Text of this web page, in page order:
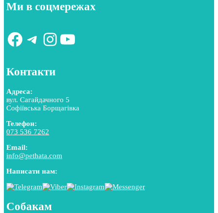
Ми в соцмережах
Facebook
Telegram
Instagram
YouTube
Контакти
Адреса:
вул. Сагайдачного 5
Софіївська Борщагівка
Телефон:
073 536 7262
Email:
info@pethata.com
Написати нам:
Собакам